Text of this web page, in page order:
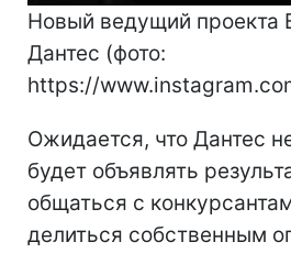
Новый ведущий проекта
Дантес (фото:
https://
Ожидается, что Дантес
будет объявлять
общаться с
делиться собственным